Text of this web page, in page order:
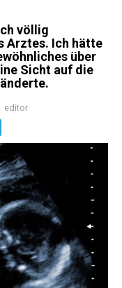
völlig
Arztes. Ich hätte
über
Sicht auf die
editor